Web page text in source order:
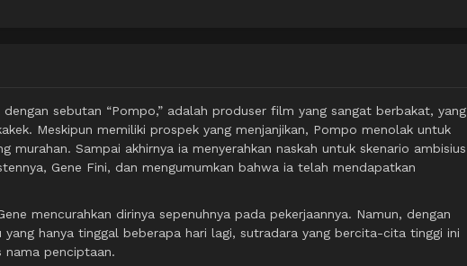
sebutan “Pompo,” adalah produser film yang sangat berbakat, yang
Meskipun memiliki prospek yang menjanjikan, Pompo menolak untuk
Sampai akhirnya ia menyerahkan naskah untuk skenario ambisius
Gene Fini, dan mengumumkan bahwa ia telah mendapatkan
mencurahkan dirinya sepenuhnya pada pekerjaannya. Namun, dengan
hanya tinggal beberapa hari lagi, sutradara yang bercita-cita tinggi ini
nama penciptaan.